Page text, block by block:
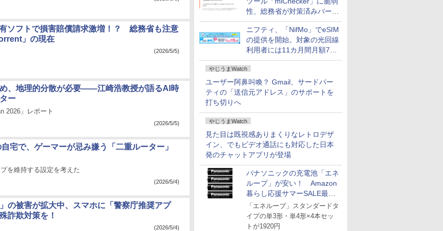
性、総務省が対策済みバージ
ョンへの更新を呼び掛け
ニフティ、「NifMo」でeSIM
の提供を開始。対象の光回線
利用者には11カ月間月額770
円割引のキャンペーン
やじうまWatch
ユーザー阿鼻叫喚？ Gmail、サードパー
ティの「送信元アドレス」のサポートを
打ち切りへ
やじうまWatch
見た目は既視感ありまくりなレトロデザ
イン、でもビデオ通話にも対応した日本
発のチャットアプリが登場
パナソニックの充電池「エネ
ループ」が安い！ Amazon
暮らし応援サマーSALE最終
日
「エネループ」スタンダードタ
イプの単3形・単4形×4本セッ
トが1920円
ソフトで損害賠償請求激増！？ 総務省も注意
」の現在
(2026/5/5)
め、地理的分散が必要――江崎浩教授が語るAI時
ー
2026」レポート
(2026/5/5)
自宅で、ゲーマーが忌み嫌う「二重ルーター」
を維持する設定を考えた
(2026/5/4)
」の被害が拡大中、スマホに「警察庁推奨アプ
詐欺対策を！
(2026/5/4)